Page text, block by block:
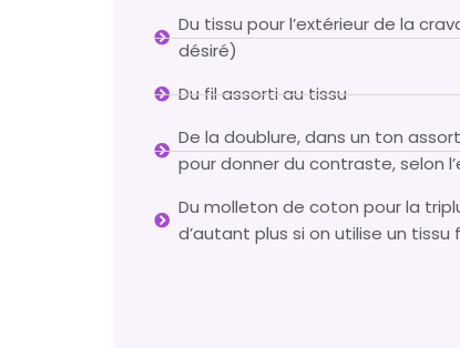
Du tissu pour l’extérieur de la
désiré)
Du fil assorti au tissu
De la doublure, dans un ton
pour donner du contraste, selon
Du molleton de coton pour la
d’autant plus si on utilise un tissu